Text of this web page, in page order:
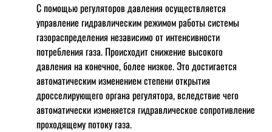
С помощью регуляторов давления осуществляется
управление гидравлическим режимом работы системы
газораспределения независимо от интенсивности
потребления газа. Происходит снижение высокого
давления на конечное, более низкое. Это достигается
автоматическим изменением степени открытия
дросселирующего органа регулятора, вследствие чего
автоматически изменяется гидравлическое сопротивление
проходящему потоку газа.